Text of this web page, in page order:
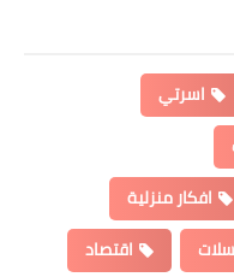
اسرتي
افكار منزلية
اقتصاد